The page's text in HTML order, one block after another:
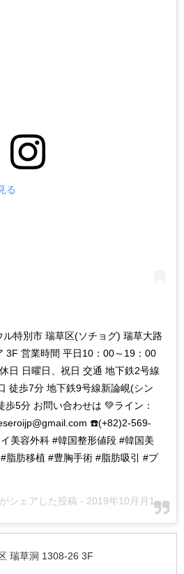
る
特別市 瑞草区(ソチョグ) 瑞草大路
営業時間 平日10：00～19：00
日 日曜日、祝日 交通 地下鉄2号線
徒歩7分 地下鉄9号線新論峴(シン
歩5分 お問い合わせは 💚ライン：
☎️(+82)2-569-
美容外科 #韓国整形値段 #韓国美
脂肪移植 #豊胸手術 #脂肪吸引 #プ
シェアした投稿 - 2019年10月月18日午前12時37分PDT
瑞草洞 1308-26 3F